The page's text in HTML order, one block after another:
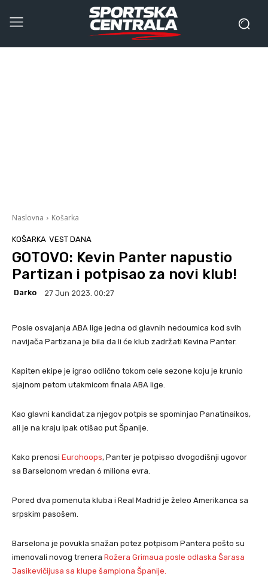
Naslovna Košarka
KOŠARKA VEST DANA
GOTOVO: Kevin Panter napustio
Partizan i potpisao za novi klub!
Darko 27 Jun 2023. 00:27
Posle osvajanja ABA lige jedna od glavnih nedoumica kod svih
navijača Partizana je bila da li će klub zadržati Kevina Panter.
Kapiten ekipe je igrao odlično tokom cele sezone koju je krunio
sjajnom petom utakmicom finala ABA lige.
Kao glavni kandidat za njegov potpis se spominjao Panatinaikos,
ali je na kraju ipak otišao put Španije.
Kako prenosi Eurohoops, Panter je potpisao dvogodišnji ugovor
sa Barselonom vredan 6 miliona evra.
Pored dva pomenuta kluba i Real Madrid je želeo Amerikanca sa
srpskim pasošem.
Barselona je povukla snažan potez potpisom Pantera pošto su
imenovali novog trenera Rožera Grimaua posle odlaska Šarasa
Jasikevičijusa sa klupe šampiona Španije.